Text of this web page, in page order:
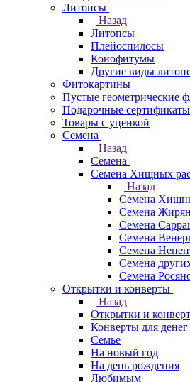
Литопсы
Назад
Литопсы
Плейоспилосы
Конофитумы
Другие виды
Фитокартины
Пустые геометрические
Подарочные сертификаты
Товары с уценкой
Семена
Назад
Семена
Семена Хищных
Назад
Семена
Семена
Семена
Семена
Семена
Семена
Семена
Открытки и конверты
Назад
Открытки и
Конверты для денег
Семье
На новый год
На день рождения
Любимым